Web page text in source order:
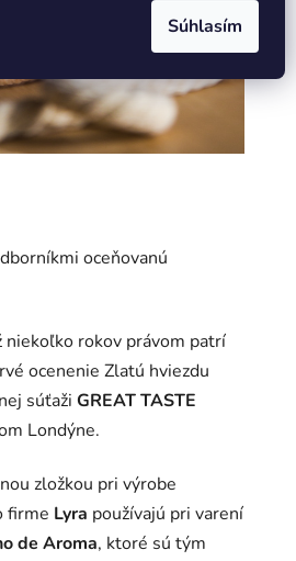
Súhlasím
oceňovanú
niekoľko rokov právom patrí
ocenenie Zlatú hviezdu
súťaži GREAT TASTE
Londýne.
zložkou pri výrobe
firme Lyra používajú pri varení
de Aroma, ktoré sú tým